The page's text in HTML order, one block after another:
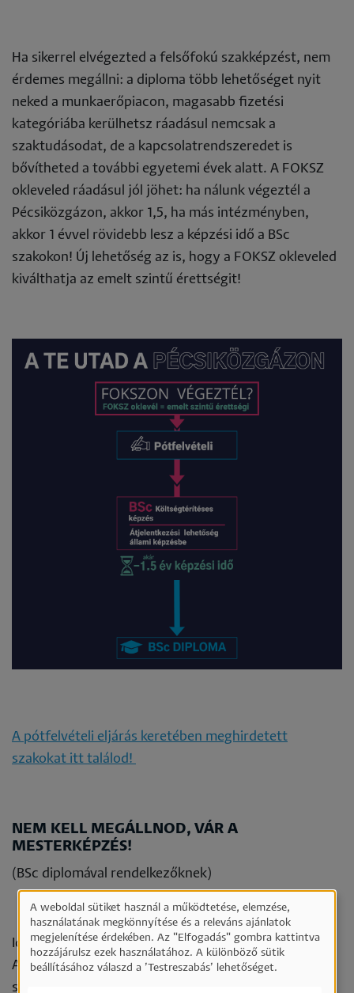
Ha sikerrel elvégezted a felsőfokú szakképzést, nem
érdemes megállni: a diploma több lehetőséget nyit
neked a munkaerőpiacon, magasabb fizetési
kategóriába kerülhetsz ráadásul nemcsak a
szaktudásodat, de a kapcsolatrendszeredet is
bővítheted a további egyetemi évek alatt. A FOKSZ
okleveled ráadásul jól jöhet: ha nálunk végeztél a
Pécsiközgázon, akkor 1,5, ha más intézményben,
akkor 1 évvel rövidebb lesz a képzési idő a BSc
szakokon! Új lehetőség az is, hogy a FOKSZ okleveled
kiválthatja az emelt szintű érettségit!
A pótfelvételi eljárás keretében meghirdetett
szakokat itt találod!
NEM KELL MEGÁLLNOD, VÁR A
MESTERKÉPZÉS!
(BSc diplomával rendelkezőknek)
Idén is sokan szereztek diplomát az alapképzésben.
Akár idén, akár régebben végeztél valamelyik BSc
szakon, neked is van utad a Pécsiközgázon!
Személyes
adatok
és
A weboldal sütiket használ a működtetése, elemzése,
használatának megkönnyítése és a releváns ajánlatok
megjelenítése érdekében. Az "Elfogadás" gombra kattintva
hozzájárulsz ezek használatához. A különböző sütik
beállításához válaszd a ’Testreszabás’ lehetőséget.